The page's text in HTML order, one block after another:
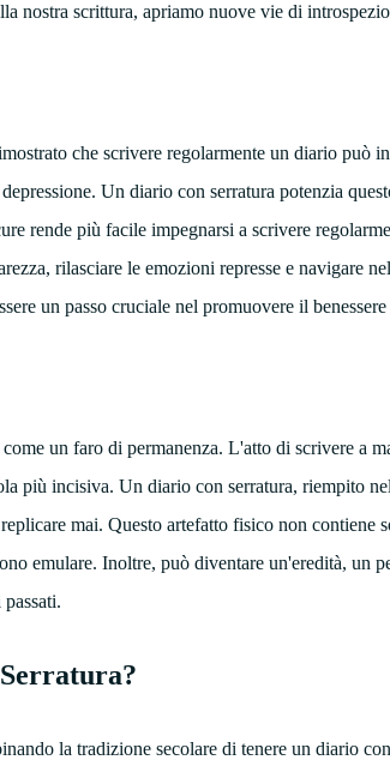
nostra scrittura, apriamo nuove vie di
che scrivere regolarmente un diario può
Un diario con serratura potenzia
rende più facile impegnarsi a scrivere
rilasciare le emozioni represse e navigare
un passo cruciale nel promuovere il
un faro di permanenza. L'atto di scrivere a
più incisiva. Un diario con serratura, riempito
mai. Questo artefatto fisico non contiene
emulare. Inoltre, può diventare un'eredità, un
la tradizione secolare di tenere un diario